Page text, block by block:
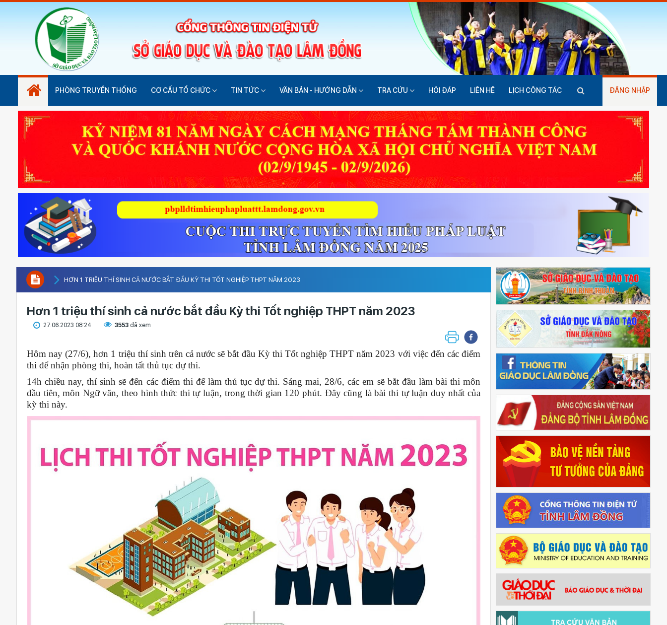
PHÒNG TRUYỀN THỐNG CƠ CẤU TỔ CHỨC TIN TỨC VĂN BẢN - HƯỚNG DẪN TRA CỨU HỎI ĐÁP LIÊN HỆ LỊCH CÔNG TÁC ĐĂNG NHẬP
HƠN 1 TRIỆU THÍ SINH CẢ NƯỚC BẮT ĐẦU KỲ THI TỐT NGHIỆP THPT NĂM 2023
Hơn 1 triệu thí sinh cả nước bắt đầu Kỳ thi Tốt nghiệp THPT năm 2023
27.06.2023 08:24 3553 đã xem
Hôm nay (27/6), hơn 1 triệu thí sinh trên cả nước sẽ bắt đầu Kỳ thi Tốt nghiệp THPT năm 2023 với việc đến các điểm
thi để nhận phòng thi, hoàn tất thủ tục dự thi.
14h chiều nay, thí sinh sẽ đến các điểm thi để làm thủ tục dự thi. Sáng mai, 28/6, các em sẽ bắt đầu làm bài thi môn
đầu tiên, môn Ngữ văn, theo hình thức thi tự luận, trong thời gian 120 phút. Đây cũng là bài thi tự luận duy nhất của
kỳ thi này.